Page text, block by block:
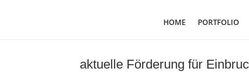
HOME PORTFOLIO
aktuelle Förderung für
HOME PORTFOLIO